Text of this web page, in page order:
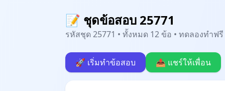
📝 ชุดข้อสอบ 25771
รหัสชุด 25771 • ทั้งหมด 12 ข้อ • ทดลองทำฟ
🚀 เริ่มทำข้อสอบ 📤 แชร์ให้เพื่อน